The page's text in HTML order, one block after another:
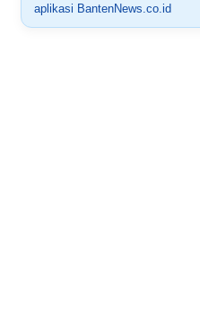
aplikasi BantenNews.co.id